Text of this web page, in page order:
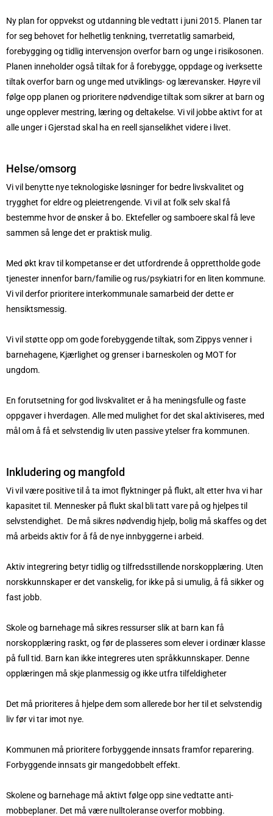
Ny plan for oppvekst og utdanning ble vedtatt i juni 2015. Planen tar
for seg behovet for helhetlig tenkning, tverretatlig samarbeid,
forebygging og tidlig intervensjon overfor barn og unge i risikosonen.
Planen inneholder også tiltak for å forebygge, oppdage og iverksette
tiltak overfor barn og unge med utviklings- og lærevansker. Høyre vil
følge opp planen og prioritere nødvendige tiltak som sikrer at barn og
unge opplever mestring, læring og deltakelse. Vi vil jobbe aktivt for at
alle unger i Gjerstad skal ha en reell sjanselikhet videre i livet.
Helse/omsorg
Vi vil benytte nye teknologiske løsninger for bedre livskvalitet og
trygghet for eldre og pleietrengende. Vi vil at folk selv skal få
bestemme hvor de ønsker å bo. Ektefeller og samboere skal få leve
sammen så lenge det er praktisk mulig.
Med økt krav til kompetanse er det utfordrende å opprettholde gode
tjenester innenfor barn/familie og rus/psykiatri for en liten kommune.
Vi vil derfor prioritere interkommunale samarbeid der dette er
hensiktsmessig.
Vi vil støtte opp om gode forebyggende tiltak, som Zippys venner i
barnehagene, Kjærlighet og grenser i barneskolen og MOT for
ungdom.
En forutsetning for god livskvalitet er å ha meningsfulle og faste
oppgaver i hverdagen. Alle med mulighet for det skal aktiviseres, med
mål om å få et selvstendig liv uten passive ytelser fra kommunen.
Inkludering og mangfold
Vi vil være positive til å ta imot flyktninger på flukt, alt etter hva vi har
kapasitet til. Mennesker på flukt skal bli tatt vare på og hjelpes til
selvstendighet. De må sikres nødvendig hjelp, bolig må skaffes og det
må arbeids aktiv for å få de nye innbyggerne i arbeid.
Aktiv integrering betyr tidlig og tilfredsstillende norskopplæring. Uten
norskkunnskaper er det vanskelig, for ikke på si umulig, å få sikker og
fast jobb.
Skole og barnehage må sikres ressurser slik at barn kan få
norskopplæring raskt, og før de plasseres som elever i ordinær klasse
på full tid. Barn kan ikke integreres uten språkkunnskaper. Denne
opplæringen må skje planmessig og ikke utfra tilfeldigheter
Det må prioriteres å hjelpe dem som allerede bor her til et selvstendig
liv før vi tar imot nye.
Kommunen må prioritere forbyggende innsats framfor reparering.
Forbyggende innsats gir mangedobbelt effekt.
Skolene og barnehage må aktivt følge opp sine vedtatte anti-
mobbeplaner. Det må være nulltoleranse overfor mobbing.